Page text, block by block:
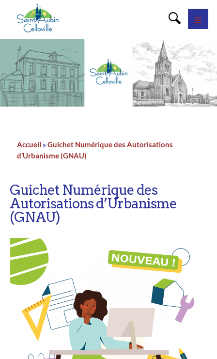
Fil
Accueil
Guichet Numérique des Autorisations
d’Urbanisme (GNAU)
Guichet Numérique des
Autorisations d’Urbanisme
(GNAU)
Panneau de gestion des cookies